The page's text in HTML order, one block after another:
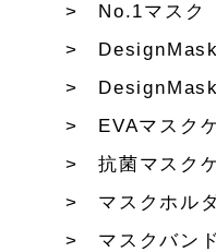
No.1マスク
EVAマスク
抗菌マスク
マスクホル
マスクバンド